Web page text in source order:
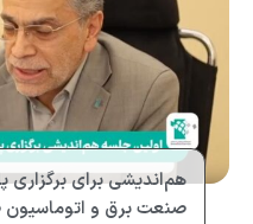
هم‌اندیشی برای
صنعت برق و